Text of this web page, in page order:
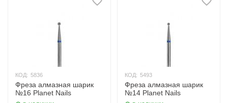
КОД: 5836
Фреза алмазная шарик
№16 Planet Nails
КОД: 5493
Фреза алмазная шарик
№14 Planet Nails